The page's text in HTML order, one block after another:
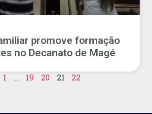
promove formação
no Decanato de Magé
1 … 19 20 21 22